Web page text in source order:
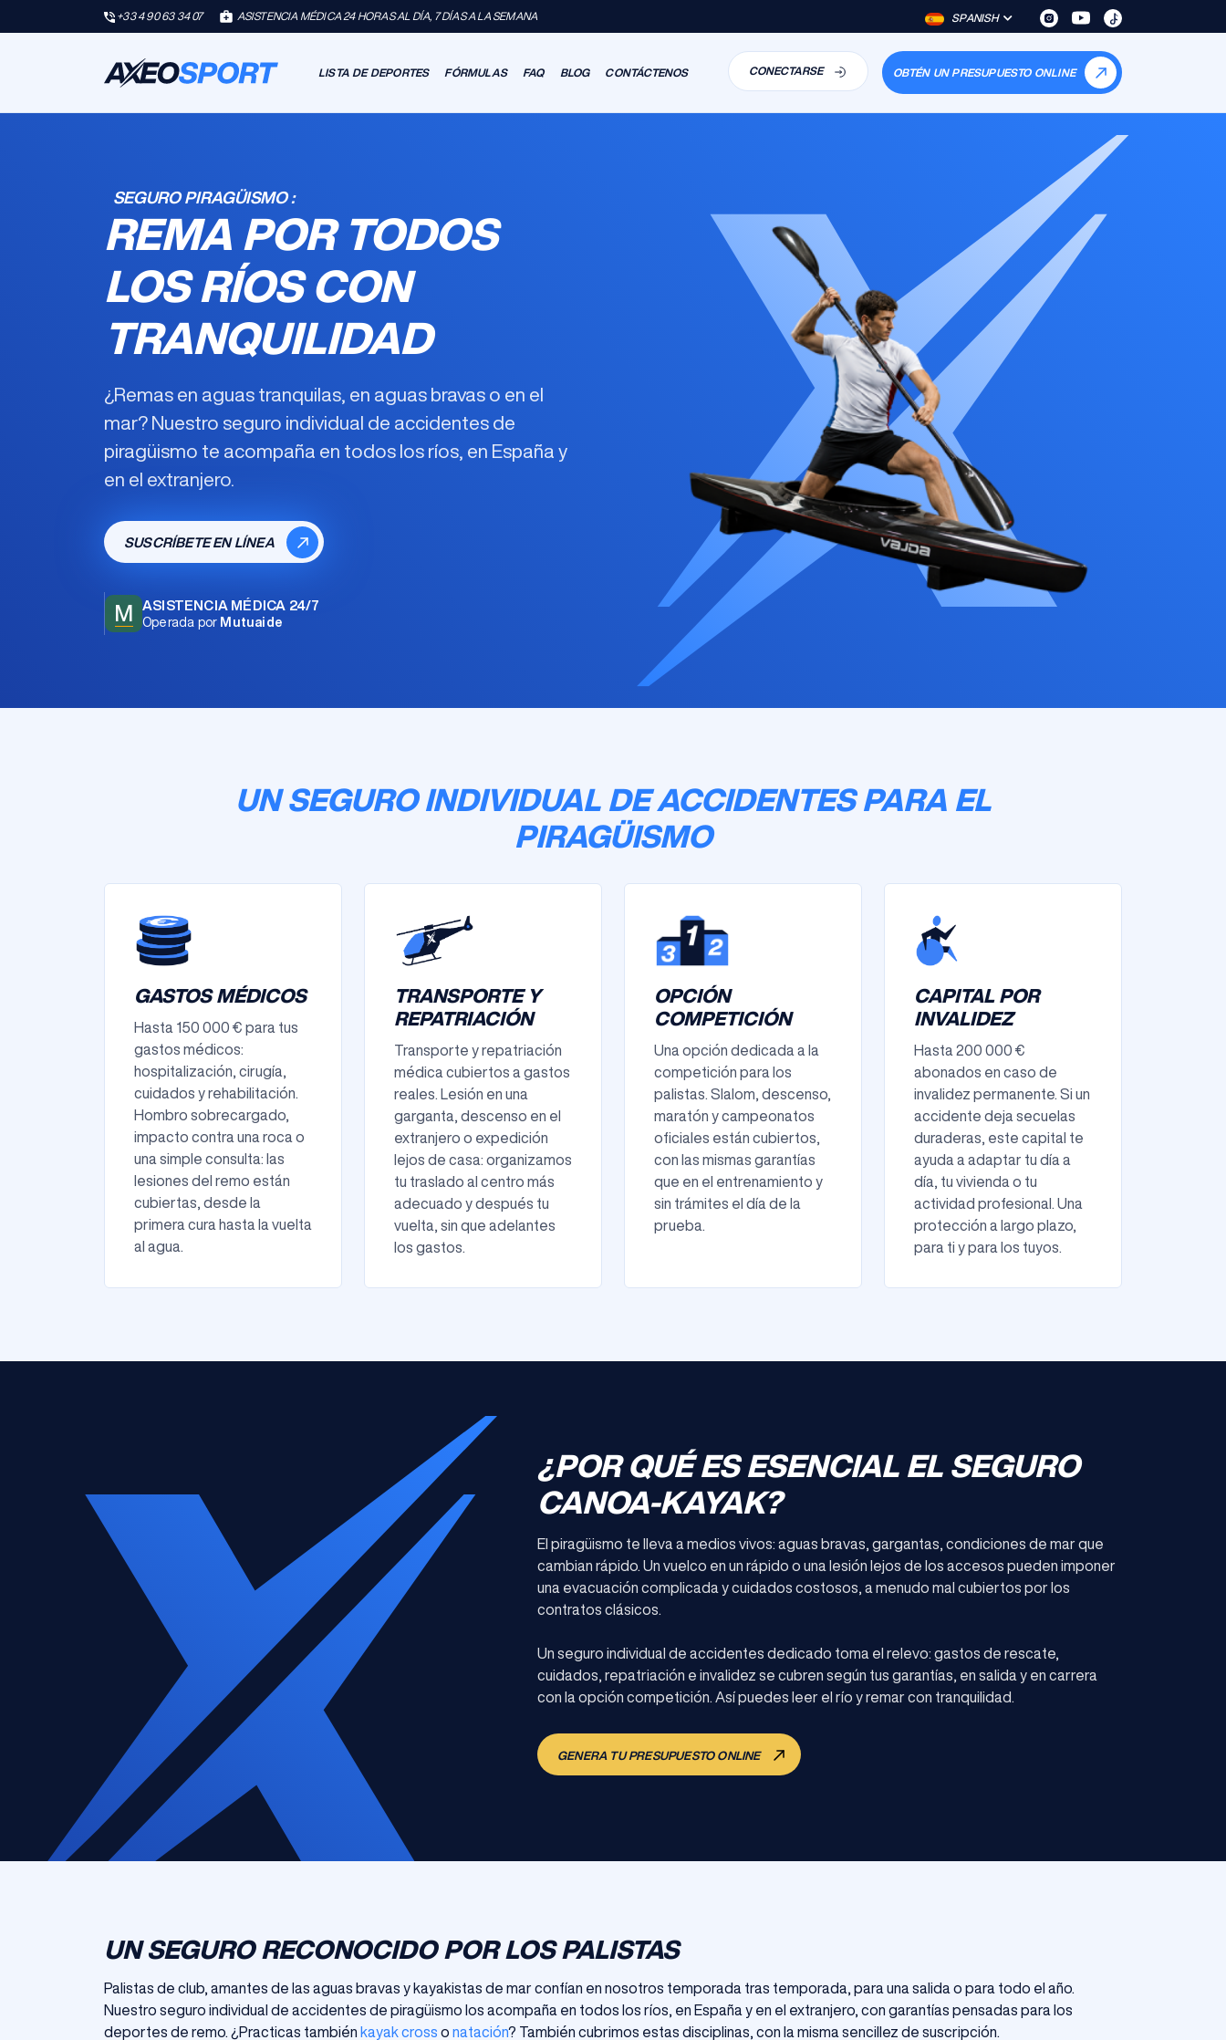
+33 4 90 63 34 07 ASISTENCIA MÉDICA 24 HORAS AL DÍA, 7 DÍAS A LA SEMANA SPANISH
LISTA DE DEPORTES FÓRMULAS FAQ BLOG CONTÁCTENOS CONECTARSE OBTÉN UN PRESUPUESTO ONLINE
SEGURO PIRAGÜISMO :
REMA POR TODOS
LOS RÍOS CON
TRANQUILIDAD
¿Remas en aguas tranquilas, en aguas bravas o en el
mar? Nuestro seguro individual de accidentes de
piragüismo te acompaña en todos los ríos, en España y
en el extranjero.
SUSCRÍBETE EN LÍNEA
M ASISTENCIA MÉDICA 24/7
Operada por Mutuaide
UN SEGURO INDIVIDUAL DE ACCIDENTES PARA EL
PIRAGÜISMO
GASTOS MÉDICOS
Hasta 150 000 € para tus
gastos médicos:
hospitalización, cirugía,
cuidados y rehabilitación.
Hombro sobrecargado,
impacto contra una roca o
una simple consulta: las
lesiones del remo están
cubiertas, desde la
primera cura hasta la vuelta
al agua.
TRANSPORTE Y
REPATRIACIÓN
Transporte y repatriación
médica cubiertos a gastos
reales. Lesión en una
garganta, descenso en el
extranjero o expedición
lejos de casa: organizamos
tu traslado al centro más
adecuado y después tu
vuelta, sin que adelantes
los gastos.
OPCIÓN
COMPETICIÓN
Una opción dedicada a la
competición para los
palistas. Slalom, descenso,
maratón y campeonatos
oficiales están cubiertos,
con las mismas garantías
que en el entrenamiento y
sin trámites el día de la
prueba.
CAPITAL POR
INVALIDEZ
Hasta 200 000 €
abonados en caso de
invalidez permanente. Si un
accidente deja secuelas
duraderas, este capital te
ayuda a adaptar tu día a
día, tu vivienda o tu
actividad profesional. Una
protección a largo plazo,
para ti y para los tuyos.
¿POR QUÉ ES ESENCIAL EL SEGURO
CANOA-KAYAK?
El piragüismo te lleva a medios vivos: aguas bravas, gargantas, condiciones de mar que
cambian rápido. Un vuelco en un rápido o una lesión lejos de los accesos pueden imponer
una evacuación complicada y cuidados costosos, a menudo mal cubiertos por los
contratos clásicos.
Un seguro individual de accidentes dedicado toma el relevo: gastos de rescate,
cuidados, repatriación e invalidez se cubren según tus garantías, en salida y en carrera
con la opción competición. Así puedes leer el río y remar con tranquilidad.
GENERA TU PRESUPUESTO ONLINE
UN SEGURO RECONOCIDO POR LOS PALISTAS
Palistas de club, amantes de las aguas bravas y kayakistas de mar confían en nosotros temporada tras temporada, para una salida o para todo el año.
Nuestro seguro individual de accidentes de piragüismo los acompaña en todos los ríos, en España y en el extranjero, con garantías pensadas para los
deportes de remo. ¿Practicas también kayak cross o natación? También cubrimos estas disciplinas, con la misma sencillez de suscripción.